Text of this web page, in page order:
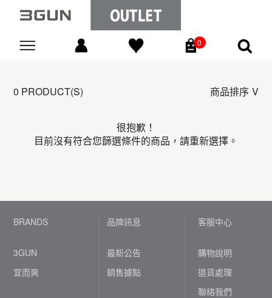
0
0 PRODUCT(S) 商品排序
很抱歉！
目前沒有符合您篩選條件的商品，請重新選擇。
BRANDS
3GUN
宜而爽
品牌訊息
最新公告
銷售據點
客服中心
購物說明
退貨處理
聯絡我們